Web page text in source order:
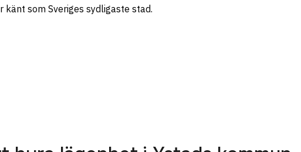
som Sveriges sydligaste stad.